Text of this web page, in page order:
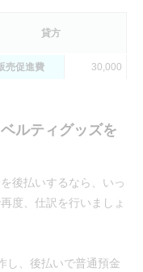
貸方
売促進費 30,000
ルティグッズを
後払いするなら、いっ
度、仕訳を行いましょ
し、後払いで普通預金